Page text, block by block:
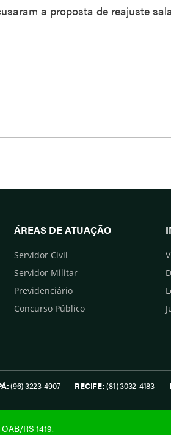
a proposta de reajuste
ÁREAS DE ATUAÇÃO
Servidor Civil
Servidor Militar
Previdenciário
Concurso Público
(96) 3223-4907 RECIFE:(81) 3032-4183
RS 1419.